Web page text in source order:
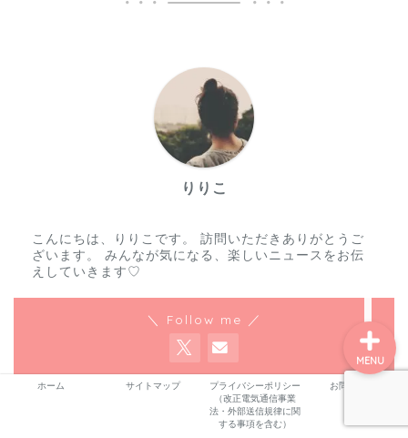
りりこ
こんにちは、りりこです。 訪問いただきありがとうご
ざいます。 みんなが気になる、楽しいニュースをお伝
えしていきます♡
＼ Follow me ／
ホーム サイトマップ
プライバシーポリシー
（改正電気通信事業
法・外部送信規律に関
する事項を含む）
お問い合わせ
MENU
プロフィール
ランキング